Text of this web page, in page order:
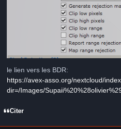
le lien vers les BDR:
https://avex-asso.org/nextcloud/
dir=/Images/
Citer